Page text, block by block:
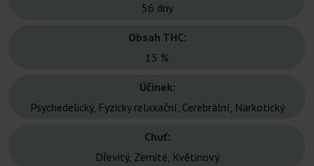
56 dny
Obsah THC:
15 %
Účinek:
Psychedelický, Fyzicky relaxační, Cerebrální, Narkotický
Chuť:
Dřevitý, Zemité, Květinový